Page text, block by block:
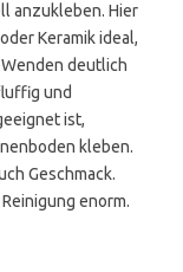
anzukleben. Hier
Keramik ideal,
deutlich
und
ist,
kleben.
Geschmack.
enorm.